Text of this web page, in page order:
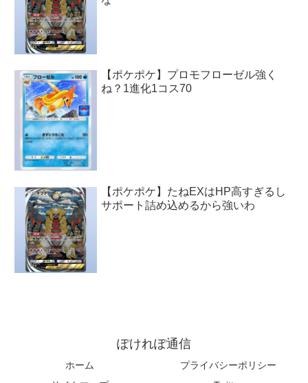
【ポケポケ】プロモフローゼル強く
ね？1進化1コス70
【ポケポケ】たねEXはHP高すぎるし
サポート詰め込めるから強いわ
ぽけれぽ通信
ホーム
プライバシーポリシー